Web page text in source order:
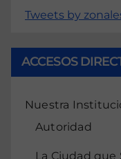
Tweets by
ACCESOS
Nuestra
Autoridad
La Ciudad que